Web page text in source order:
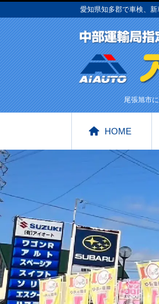
愛知県知多郡で車検、
尾張旭市
HOME